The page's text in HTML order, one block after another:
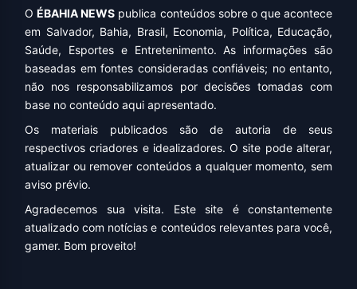
OÉBAHIA NEWS publica conteúdos sobre o que acontece
em Salvador, Bahia, Brasil, Economia, Política, Educação,
Saúde, Esportes e Entretenimento. As informações são
baseadas em fontes consideradas confiáveis; no entanto,
não nos responsabilizamos por decisões tomadas com
base no conteúdo aqui apresentado.
Os materiais publicados são de autoria de seus
respectivos criadores e idealizadores. O site pode alterar,
atualizar ou remover conteúdos a qualquer momento, sem
aviso prévio.
Agradecemos sua visita. Este site é constantemente
atualizado com notícias e conteúdos relevantes para você,
gamer. Bom proveito!